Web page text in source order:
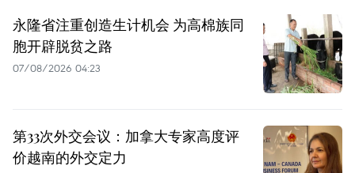
永隆省注重创造生计机会 为高棉族同
胞开辟脱贫之路
07/08/2026 04:23
第33次外交会议：加拿大专家高度评
价越南的外交定力